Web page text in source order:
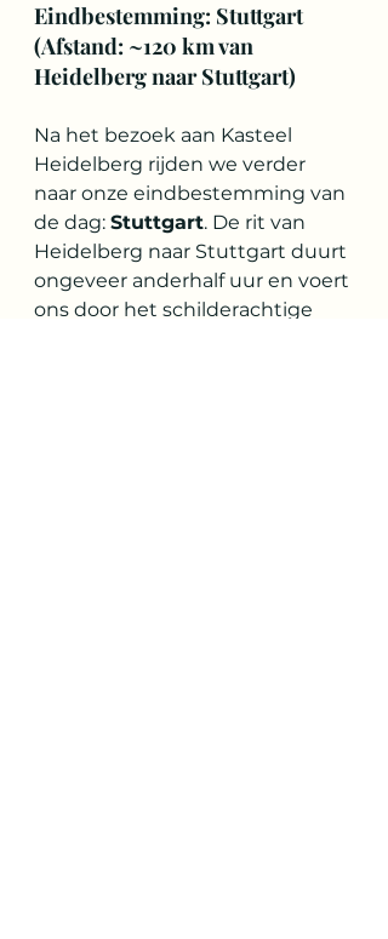
Eindbestemming: Stuttgart
(Afstand: ~120 km van
Heidelberg naar Stuttgart)
Na het bezoek aan Kasteel
Heidelberg rijden we verder
naar onze eindbestemming van
de dag: Stuttgart. De rit van
Heidelberg naar Stuttgart duurt
ongeveer anderhalf uur en voert
ons door het schilderachtige